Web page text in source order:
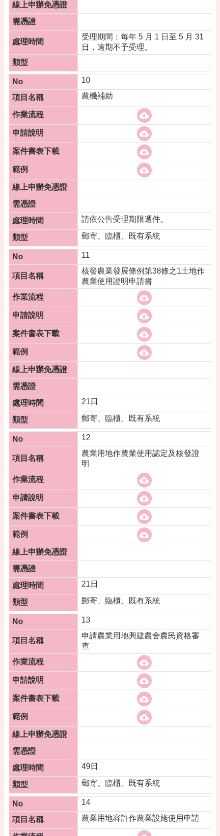
受理期間：每年 5 月 1 日至 5 月 31
日，逾期不予受理。
10
農機補助
請依公告受理期限遞件。
郵寄、臨櫃、既有系統
11
核發農業發展條例第38條之1土地作
農業使用證明申請書
21日
郵寄、臨櫃、既有系統
12
農業用地作農業使用認定及核發證
明
21日
郵寄、臨櫃、既有系統
13
申請農業用地興建農舍農民資格審
查
49日
郵寄、臨櫃、既有系統
14
農業用地容許作農業設施使用申請